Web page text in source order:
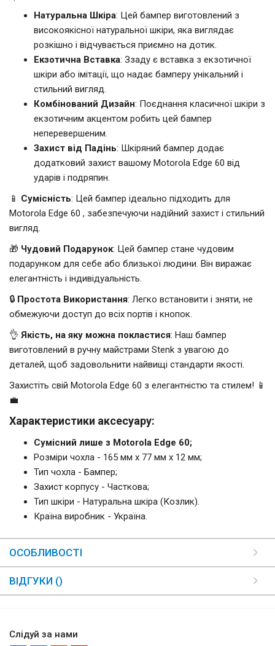
Натуральна Шкіра: Цей бампер виготовлений з
високоякісної натуральної шкіри, яка виглядає
розкішно і відчувається приємно на дотик.
Екзотична Вставка: Ззаду є вставка з екзотичної
шкіри або імітації, що надає бамперу унікальний і
стильний вигляд.
Комбінований Дизайн: Поєднання класичної шкіри з
екзотичним акцентом робить цей бампер
неперевершеним.
Захист від Падінь: Шкіряний бампер додає
додатковий захист вашому Motorola Edge 60 від
ударів і подряпин.
📱 Сумісність: Цей бампер ідеально підходить для
Motorola Edge 60 , забезпечуючи надійний захист і стильний
вигляд.
🎁 Чудовий Подарунок: Цей бампер стане чудовим
подарунком для себе або близької людини. Він виражає
елегантність і індивідуальність.
🔒 Простота Використання: Легко встановити і зняти, не
обмежуючи доступ до всіх портів і кнопок.
👌 Якість, на яку можна покластися: Наш бампер
виготовлений в ручну майстрами Stenk з увагою до
деталей, щоб задовольнити найвищі стандарти якості.
Захистіть свій Motorola Edge 60 з елегантністю та стилем! 📱
💼
Характеристики аксесуару:
Сумісний лише з Motorola Edge 60;
Розміри чохла - 165 мм x 77 мм x 12 мм;
Тип чохла - Бампер;
Захист корпусу - Часткова;
Тип шкіри - Натуральна шкіра (Козлик).
Країна виробник - Україна.
ОСОБЛИВОСТІ
ВІДГУКИ ()
Слідуй за нами